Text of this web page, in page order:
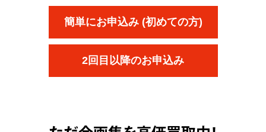
簡単にお申込み (初めての方)
2回目以降のお申込み